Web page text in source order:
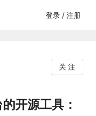
登录 / 注册
关 注
开源工具：